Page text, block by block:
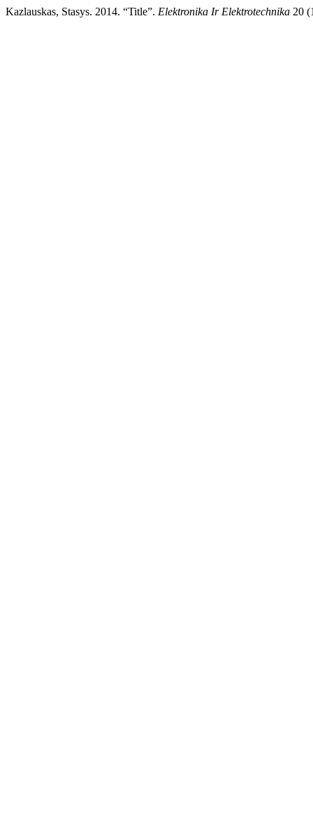
Kazlauskas, Stasys. 2014. “Title”. Elektronika Ir Elektrotechnika 20